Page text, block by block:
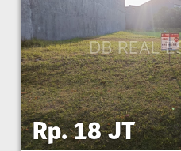
Rp. 18 JT